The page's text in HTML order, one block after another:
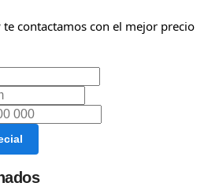
contactamos con el mejor precio